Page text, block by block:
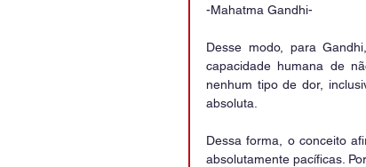
-Mahatma Gandhi-
Desse modo, para
capacidade humana de
nenhum tipo de dor,
absoluta.
Dessa forma, o conceito
absolutamente pacíficas.